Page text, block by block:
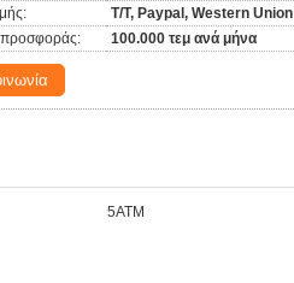
T/T, Paypal, Western Union
100.000 τεμ ανά μήνα
5ATM